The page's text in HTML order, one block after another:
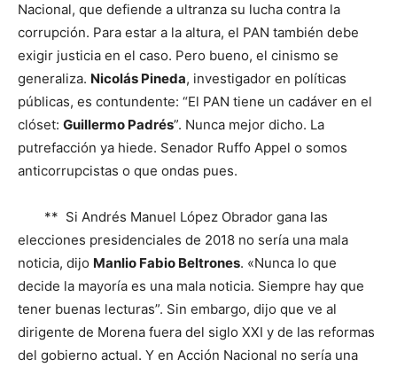
Nacional, que defiende a ultranza su lucha contra la
corrupción. Para estar a la altura, el PAN también debe
exigir justicia en el caso. Pero bueno, el cinismo se
generaliza. Nicolás Pineda, investigador en políticas
públicas, es contundente: “El PAN tiene un cadáver en el
clóset: Guillermo Padrés”. Nunca mejor dicho. La
putrefacción ya hiede. Senador Ruffo Appel o somos
anticorrupcistas o que ondas pues.
** Si Andrés Manuel López Obrador gana las
elecciones presidenciales de 2018 no sería una mala
noticia, dijo Manlio Fabio Beltrones. «Nunca lo que
decide la mayoría es una mala noticia. Siempre hay que
tener buenas lecturas”. Sin embargo, dijo que ve al
dirigente de Morena fuera del siglo XXI y de las reformas
del gobierno actual. Y en Acción Nacional no sería una